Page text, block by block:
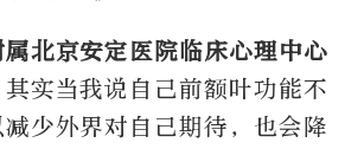
北京安定医院临床心理中心
其实当我说自己前额叶功能不
少外界对自己期待，也会降